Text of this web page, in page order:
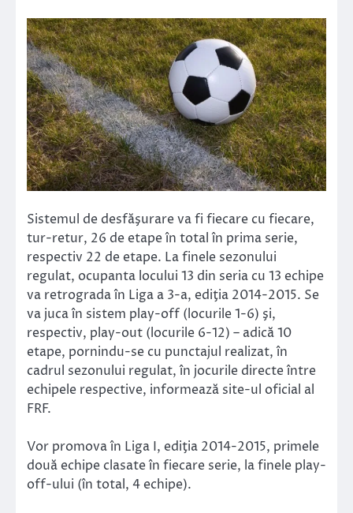
Sistemul de desfăşurare va fi fiecare cu fiecare,
tur-retur, 26 de etape în total în prima serie,
respectiv 22 de etape. La finele sezonului
regulat, ocupanta locului 13 din seria cu 13 echipe
va retrograda în Liga a 3-a, ediţia 2014-2015. Se
va juca în sistem play-off (locurile 1-6) şi,
respectiv, play-out (locurile 6-12) – adică 10
etape, pornindu-se cu punctajul realizat, în
cadrul sezonului regulat, în jocurile directe între
echipele respective, informează site-ul oficial al
FRF.
Vor promova în Liga I, ediţia 2014-2015, primele
două echipe clasate în fiecare serie, la finele play-
off-ului (în total, 4 echipe).